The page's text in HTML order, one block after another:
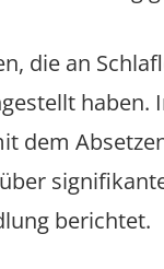
die an
dem
berichtet.